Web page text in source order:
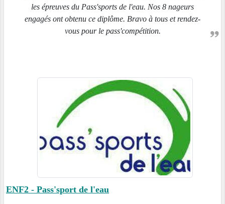
les épreuves du Pass'sports de l'eau. Nos 8 nageurs
engagés ont obtenu ce diplôme. Bravo à tous et rendez-
vous pour le pass'compétition.
ENF2 - Pass'sport de l'eau